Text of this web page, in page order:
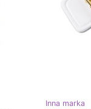
Inna marka